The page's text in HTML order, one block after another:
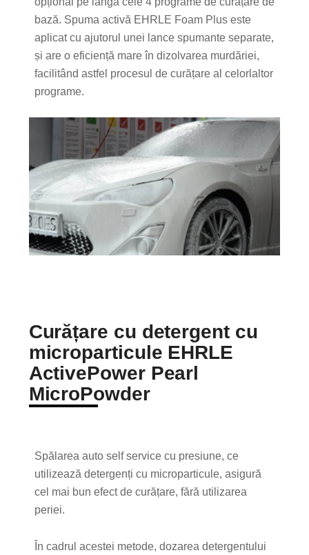
bază. Spuma activă EHRLE Foam Plus este
aplicat cu ajutorul unei lance spumante separate,
și are o eficiență mare în dizolvarea murdăriei,
facilitând astfel procesul de curățare al celorlaltor
programe.
Curățare cu detergent cu
microparticule EHRLE
ActivePower Pearl
MicroPowder
Spălarea auto self service cu presiune, ce
utilizează detergenți cu microparticule, asigură
cel mai bun efect de curățare, fără utilizarea
periei.
În cadrul acestei metode, dozarea detergentului